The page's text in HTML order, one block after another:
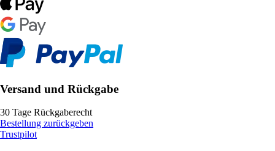
Versand und Rückgabe
30 Tage Rückgaberecht
Bestellung zurückgeben
Trustpilot